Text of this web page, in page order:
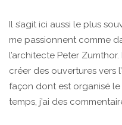
Il s’agit ici aussi le plus
me passionnent comme
l’architecte Peter
créer des ouvertures vers
façon dont est organisé
temps, j’ai des